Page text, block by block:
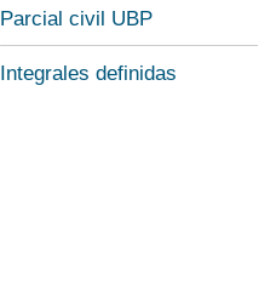
Parcial civil UBP
Integrales definidas